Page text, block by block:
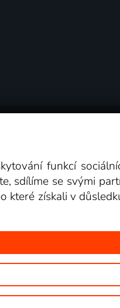
© goNET s.r.o. Na tomto
funkcí
sdílíme se svými
které získali v